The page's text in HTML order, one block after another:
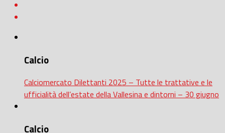
Calcio
Calciomercato Dilettanti 2025 – Tutte le trattative e le
ufficialità dell’estate della Vallesina e dintorni – 30 giugno
Calcio